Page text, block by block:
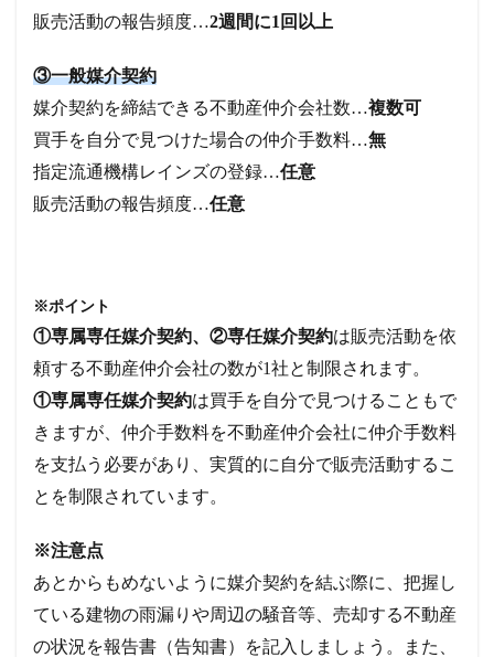
販売活動の報告頻度…2週間に1回以上
③一般媒介契約
媒介契約を締結できる不動産仲介会社数…複数可
買手を自分で見つけた場合の仲介手数料…無
指定流通機構レインズの登録…任意
販売活動の報告頻度…任意
※ポイント
①専属専任媒介契約、②専任媒介契約は販売活動を依
頼する不動産仲介会社の数が1社と制限されます。
①専属専任媒介契約は買手を自分で見つけることもで
きますが、仲介手数料を不動産仲介会社に仲介手数料
を支払う必要があり、実質的に自分で販売活動するこ
とを制限されています。
※注意点
あとからもめないように媒介契約を結ぶ際に、把握し
ている建物の雨漏りや周辺の騒音等、売却する不動産
の状況を報告書（告知書）を記入しましょう。また、